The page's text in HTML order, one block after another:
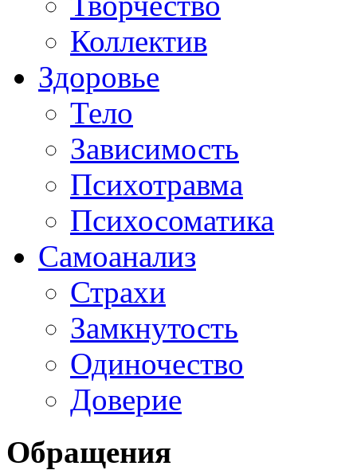
Коллектив
Здоровье
Тело
Зависимость
Психотравма
Психосоматика
Самоанализ
Страхи
Замкнутость
Одиночество
Доверие
Обращения